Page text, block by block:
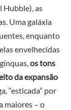
Hubble), as
Uma galáxia
enquanto
envelhecidas
os tons
da expansão
“esticada” por
maiores – o